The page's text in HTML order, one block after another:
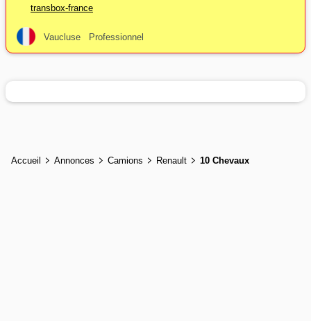
transbox-france
Vaucluse Professionnel
Accueil Annonces Camions Renault 10 Chevaux